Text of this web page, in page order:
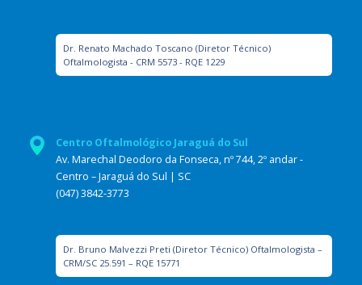
Dr. Renato Machado Toscano (Diretor Técnico)
Oftalmologista - CRM 5573 - RQE 1229
Centro Oftalmológico Jaraguá do Sul
Av. Marechal Deodoro da Fonseca, nº 744, 2º andar -
Centro – Jaraguá do Sul | SC
(047) 3842-3773
Dr. Bruno Malvezzi Preti (Diretor Técnico) Oftalmologista –
CRM/SC 25.591 – RQE 15771